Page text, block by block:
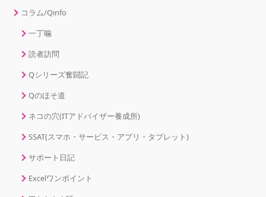
コラム/Qinfo
一丁噛
読者訪問
Qシリーズ奮闘記
Qのほそ道
ネコの穴(ITアドバイザー養成所)
SSAT(スマホ・サービス・アプリ・タブレット)
サポート日記
Excelワンポイント